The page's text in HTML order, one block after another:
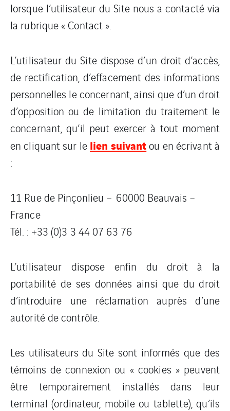
lorsque l’utilisateur du Site nous a contacté via
la rubrique « Contact ».
L’utilisateur du Site dispose d’un droit d’accès,
de rectification, d’effacement des informations
personnelles le concernant, ainsi que d’un droit
d’opposition ou de limitation du traitement le
concernant, qu’il peut exercer à tout moment
en cliquant sur le lien suivantou en écrivant à
:
11 Rue de Pinçonlieu – 60000 Beauvais –
France
Tél. : +33 (0)3 3 44 07 63 76
L’utilisateur dispose enfin du droit à la
portabilité de ses données ainsi que du droit
d’introduire une réclamation auprès d’une
autorité de contrôle.
Les utilisateurs du Site sont informés que des
témoins de connexion ou « cookies » peuvent
être temporairement installés dans leur
terminal (ordinateur, mobile ou tablette), qu’ils